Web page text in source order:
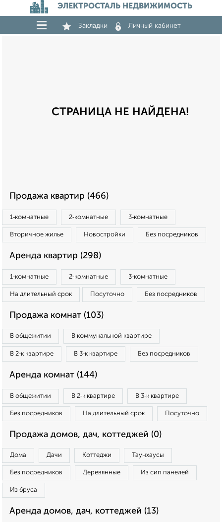
ЭЛЕКТРОСТАЛЬ НЕДВИЖИМОСТЬ
Закладки Личный кабинет
СТРАНИЦА НЕ НАЙДЕНА!
Продажа квартир (466)
1‑комнатные 2‑комнатные 3‑комнатные
Вторичное жилье Новостройки Без посредников
Аренда квартир (298)
1‑комнатные 2‑комнатные 3‑комнатные
На длительный срок Посуточно Без посредников
Продажа комнат (103)
В общежитии В коммунальной квартире
В 2‑к квартире В 3‑к квартире Без посредников
Аренда комнат (144)
В общежитии В 2‑к квартире В 3‑к квартире
Без посредников На длительный срок Посуточно
Продажа домов, дач, коттеджей (0)
Дома Дачи Коттеджи Таунхаусы
Без посредников Деревянные Из сип панелей
Из бруса
Аренда домов, дач, коттеджей (13)